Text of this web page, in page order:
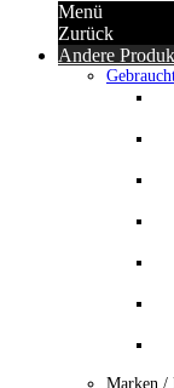
Menü
Zurück
Andere
Marken /